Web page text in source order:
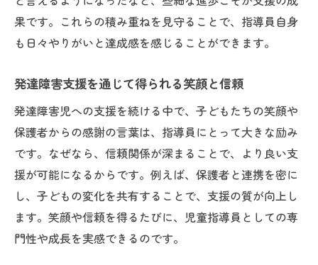
果です。これらの積み重ねを見守ることで、指導員自身
も日々やりがいと達成感を感じることができます。
発達障害支援を通じて得られる笑顔と信頼
発達障害児への支援を続ける中で、子どもたちの笑顔や
保護者からの感謝の言葉は、指導員にとって大きな励み
です。なぜなら、信頼関係が深まることで、より良い支
援が可能になるからです。例えば、保護者と連携を密に
し、子どもの変化を共有することで、支援の質が向上し
ます。笑顔や信頼を得るたびに、児童指導員としての専
門性や成長を実感できるのです。